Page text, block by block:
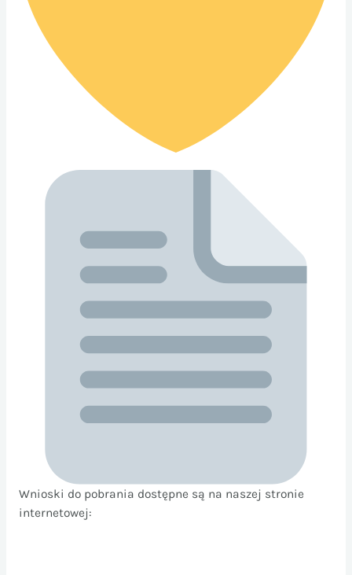
Wnioski do pobrania dostępne są na naszej stronie
internetowej: